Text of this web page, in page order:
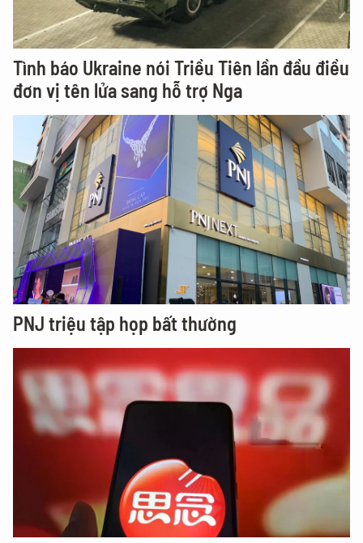
Tình báo Ukraine nói Triều Tiên lần đầu điều
đơn vị tên lửa sang hỗ trợ Nga
PNJ triệu tập họp bất thường